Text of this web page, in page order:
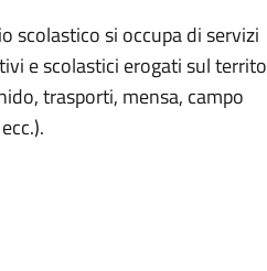
scolastico si occupa di servizi
e scolastici erogati sul
trasporti, mensa, campo